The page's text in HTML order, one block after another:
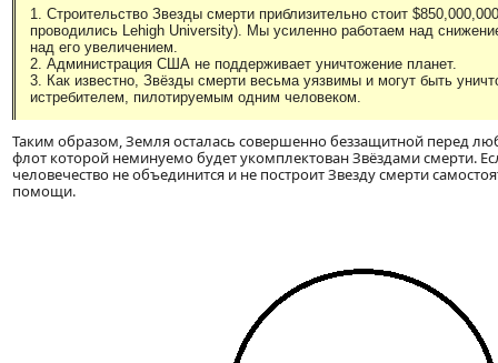
1. Строительство Звезды смерти приблизительно стоит
проводились Lehigh University). Мы усиленно работаем над
над его увеличением.
2. Администрация США не поддерживает уничтожение планет.
3. Как известно, Звёзды смерти весьма уязвимы и могут быть
истребителем, пилотируемым одним человеком.
Таким образом, Земля осталась совершенно беззащитной перед
флот которой неминуемо будет укомплектован Звёздами смерти.
человечество не объединится и не построит Звезду смерти
помощи.